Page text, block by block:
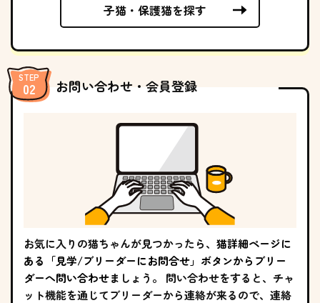
子猫・保護猫を探す
お問い合わせ・会員登録
お気に入りの猫ちゃんが見つかったら、 猫詳細ページに
ある「見学/ブリーダーにお問合せ」ボタンからブリー
ダーへ問い合わせましょう。 問い合わせをすると、チャ
ット機能を通じてブリーダーから連絡が来るので、連絡